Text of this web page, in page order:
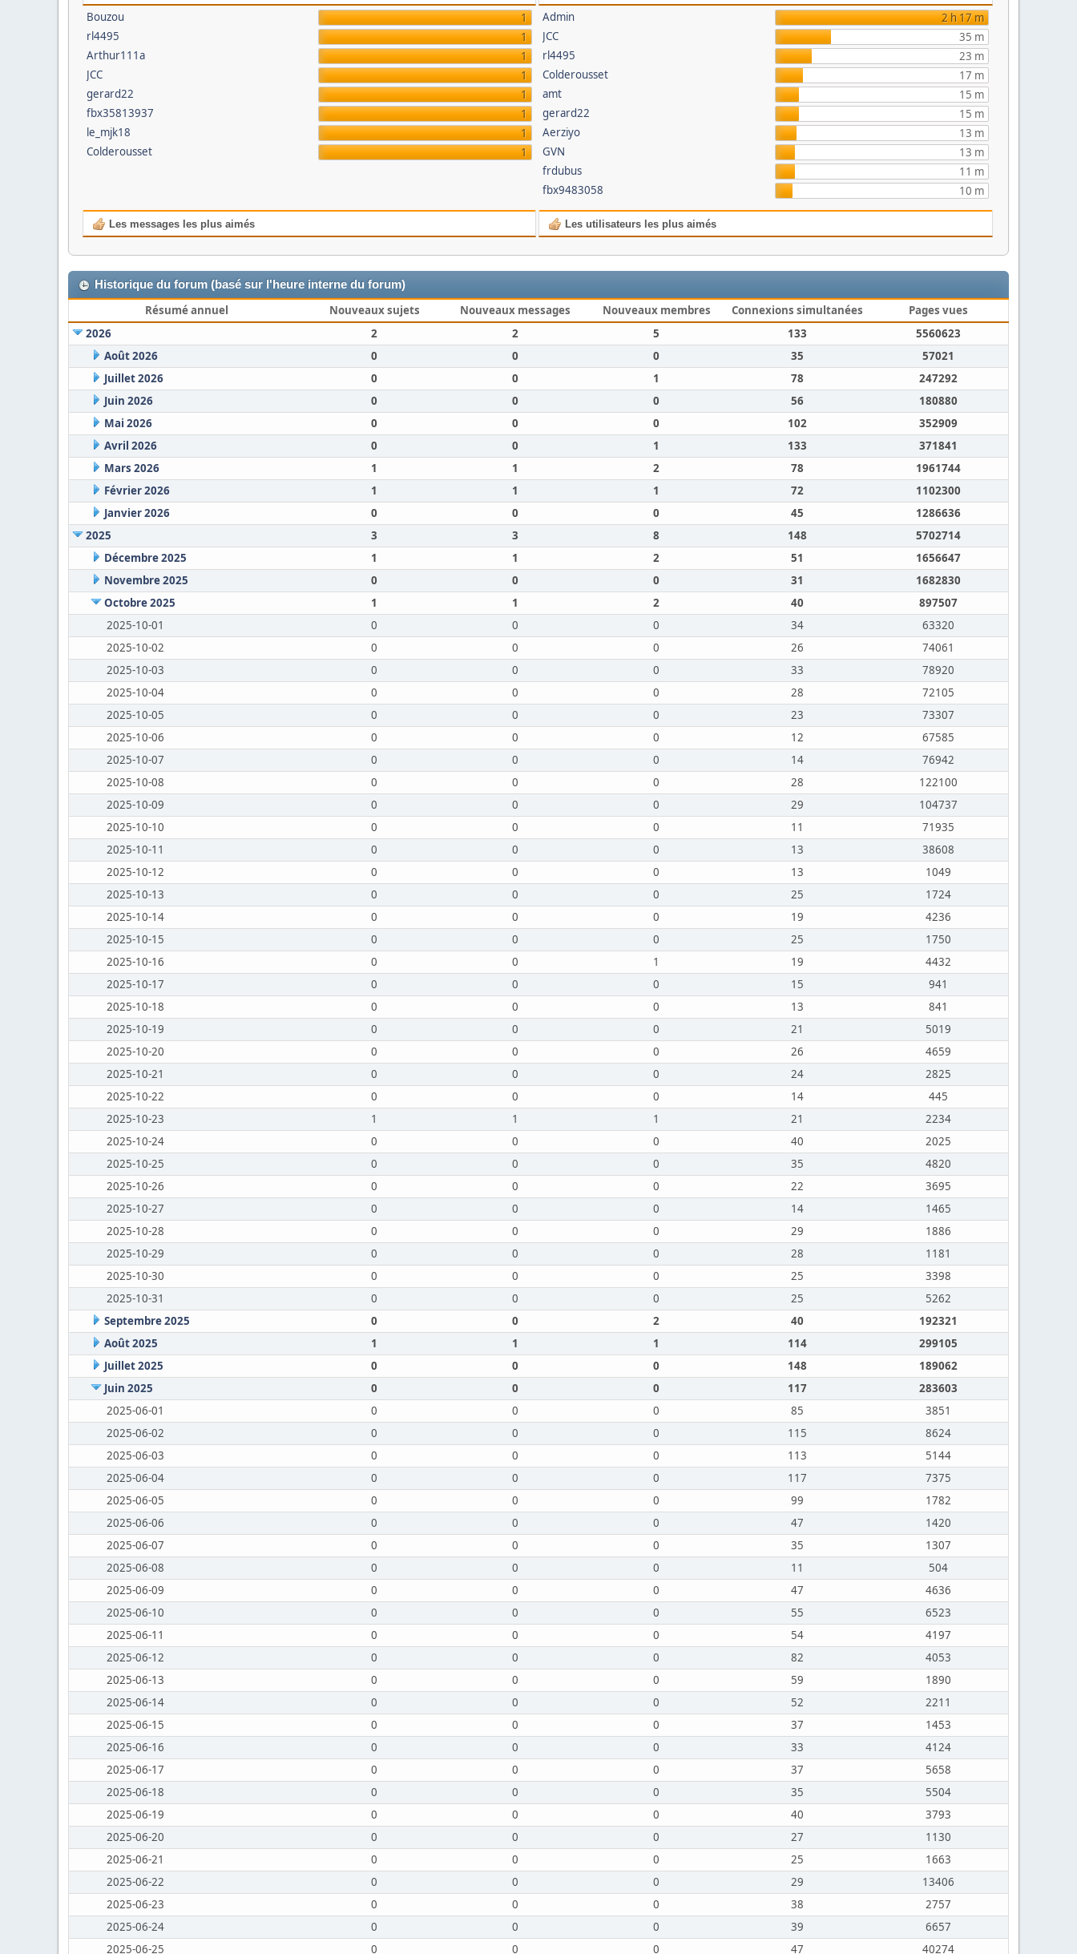
Bouzou
1
rl4495
1
Arthur111a
1
JCC
1
gerard22
1
fbx35813937
1
le_mjk18
1
Colderousset
1
Admin
2 h 17 m
JCC
35 m
rl4495
23 m
Colderousset
17 m
amt
15 m
gerard22
15 m
Aerziyo
13 m
GVN
13 m
frdubus
11 m
fbx9483058
10 m
Les messages les plus aimés Les utilisateurs les plus aimés
Historique du forum (basé sur l'heure interne du forum)
Résumé annuel Nouveaux sujets Nouveaux messages Nouveaux membres Connexions simultanées
Pages vues
2026
2 2 5 133
5560623
Août 2026
0 0 0 35
57021
Juillet 2026
0 0 1 78
247292
Juin 2026
0 0 0 56
180880
Mai 2026
0 0 0 102
352909
Avril 2026
0 0 1 133
371841
Mars 2026
1 1 2 78
1961744
Février 2026
1 1 1 72
1102300
Janvier 2026
0 0 0 45
1286636
2025
3 3 8 148
5702714
Décembre 2025
1 1 2 51
1656647
Novembre 2025
0 0 0 31
1682830
Octobre 2025
1 1 2 40
897507
2025-10-01
0 0 0 34
63320
2025-10-02
0 0 0 26
74061
2025-10-03
0 0 0 33
78920
2025-10-04
0 0 0 28
72105
2025-10-05
0 0 0 23
73307
2025-10-06
0 0 0 12
67585
2025-10-07
0 0 0 14
76942
2025-10-08
0 0 0 28
122100
2025-10-09
0 0 0 29
104737
2025-10-10
0 0 0 11
71935
2025-10-11
0 0 0 13
38608
2025-10-12
0 0 0 13
1049
2025-10-13
0 0 0 25
1724
2025-10-14
0 0 0 19
4236
2025-10-15
0 0 0 25
1750
2025-10-16
0 0 1 19
4432
2025-10-17
0 0 0 15
941
2025-10-18
0 0 0 13
841
2025-10-19
0 0 0 21
5019
2025-10-20
0 0 0 26
4659
2025-10-21
0 0 0 24
2825
2025-10-22
0 0 0 14
445
2025-10-23
1 1 1 21
2234
2025-10-24
0 0 0 40
2025
2025-10-25
0 0 0 35
4820
2025-10-26
0 0 0 22
3695
2025-10-27
0 0 0 14
1465
2025-10-28
0 0 0 29
1886
2025-10-29
0 0 0 28
1181
2025-10-30
0 0 0 25
3398
2025-10-31
0 0 0 25
5262
Septembre 2025
0 0 2 40
192321
Août 2025
1 1 1 114
299105
Juillet 2025
0 0 0 148
189062
Juin 2025
0 0 0 117
283603
2025-06-01
0 0 0 85
3851
2025-06-02
0 0 0 115
8624
2025-06-03
0 0 0 113
5144
2025-06-04
0 0 0 117
7375
2025-06-05
0 0 0 99
1782
2025-06-06
0 0 0 47
1420
2025-06-07
0 0 0 35
1307
2025-06-08
0 0 0 11
504
2025-06-09
0 0 0 47
4636
2025-06-10
0 0 0 55
6523
2025-06-11
0 0 0 54
4197
2025-06-12
0 0 0 82
4053
2025-06-13
0 0 0 59
1890
2025-06-14
0 0 0 52
2211
2025-06-15
0 0 0 37
1453
2025-06-16
0 0 0 33
4124
2025-06-17
0 0 0 37
5658
2025-06-18
0 0 0 35
5504
2025-06-19
0 0 0 40
3793
2025-06-20
0 0 0 27
1130
2025-06-21
0 0 0 25
1663
2025-06-22
0 0 0 29
13406
2025-06-23
0 0 0 38
2757
2025-06-24
0 0 0 39
6657
2025-06-25
0 0 0 47 40274